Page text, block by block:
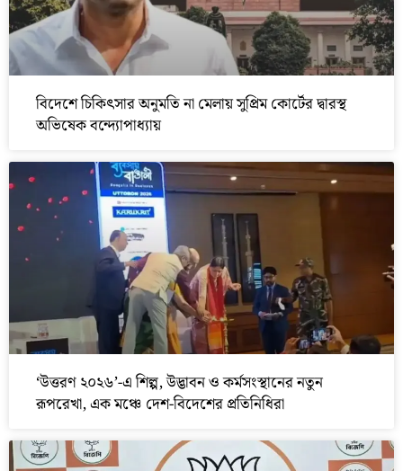
বিদেশে চিকিৎসার অনুমতি না মেলায় সুপ্রিম কোর্টের দ্বারস্থ
অভিষেক বন্দ্যোপাধ্যায়
‘উত্তরণ ২০২৬’-এ শিল্প, উদ্ভাবন ও কর্মসংস্থানের নতুন
রূপরেখা, এক মঞ্চে দেশ-বিদেশের প্রতিনিধিরা